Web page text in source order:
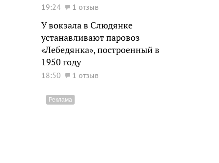
19:24 1 отзыв
У вокзала в Слюдянке
устанавливают паровоз
«Лебедянка», построенный в
1950 году
18:50 1 отзыв